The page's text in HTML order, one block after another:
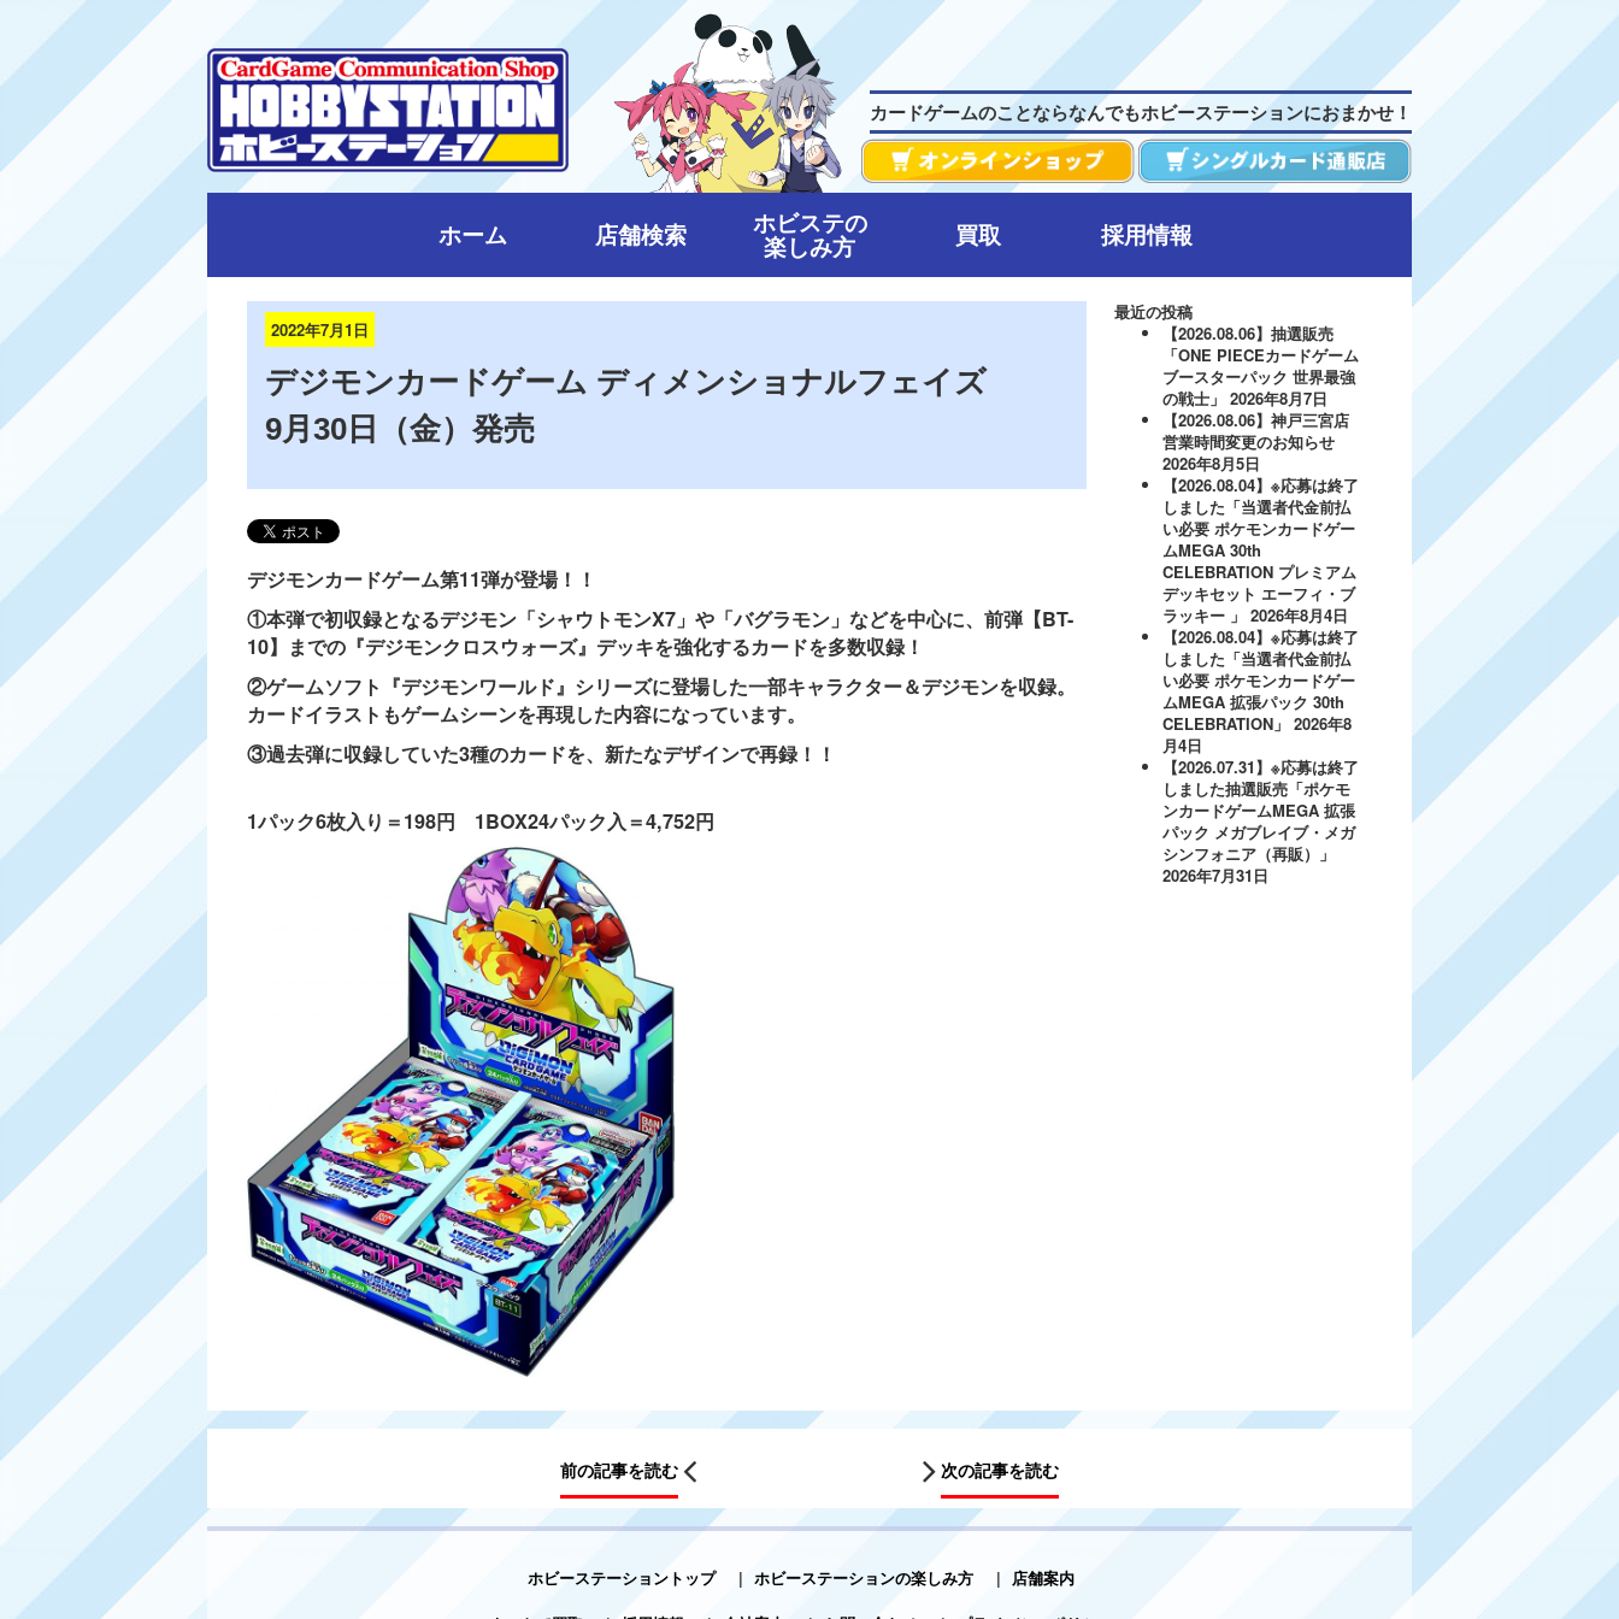
カードゲームのことならなんでもホビーステーションにおまかせ！
ホーム 店舗検索 ホビステの
楽しみ方 買取 採用情報
2022年7月1日
デジモンカードゲーム ディメンショナルフェイズ
9月30日（金）発売
デジモンカードゲーム第11弾が登場！！
①本弾で初収録となるデジモン「シャウトモンX7」や「バグラモン」などを中心に、前弾【BT-
10】までの『デジモンクロスウォーズ』デッキを強化するカードを多数収録！
②ゲームソフト『デジモンワールド』シリーズに登場した一部キャラクター＆デジモンを収録。
カードイラストもゲームシーンを再現した内容になっています。
③過去弾に収録していた3種のカードを、新たなデザインで再録！！
1パック6枚入り＝198円 1BOX24パック入＝4,752円
最近の投稿
【2026.08.06】抽選販売
「ONE PIECEカードゲーム
ブースターパック 世界最強
の戦士」 2026年8月7日
【2026.08.06】神戸三宮店
営業時間変更のお知らせ
2026年8月5日
【2026.08.04】※応募は終了
しました「当選者代金前払
い必要 ポケモンカードゲー
ムMEGA 30th
CELEBRATION プレミアム
デッキセット エーフィ・ブ
ラッキー 」 2026年8月4日
【2026.08.04】※応募は終了
しました「当選者代金前払
い必要 ポケモンカードゲー
ムMEGA 拡張パック 30th
CELEBRATION」 2026年8
月4日
【2026.07.31】※応募は終了
しました抽選販売「ポケモ
ンカードゲームMEGA 拡張
パック メガブレイブ・メガ
シンフォニア（再販）」
2026年7月31日
前の記事を読む 次の記事を読む
ホビーステーショントップ | ホビーステーションの楽しみ方 | 店舗案内